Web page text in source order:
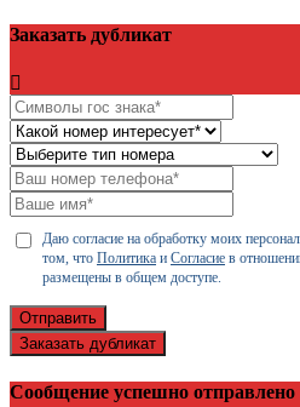
Заказать дубликат
Даю согласие на обработку моих
том, что Политика и Согласие в
размещены в общем доступе.
Отправить
Заказать дубликат
Сообщение успешно отправлено